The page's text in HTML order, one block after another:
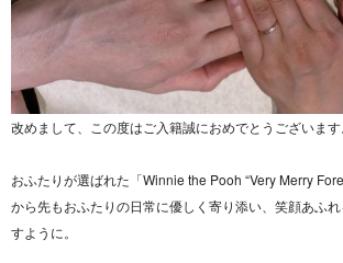
改めまして、この度はご入籍誠におめでとうございます
おふたりが選ばれた「Winnie the Pooh “Very Merry
から先もおふたりの日常に優しく寄り添い、笑顔あふ
すように。